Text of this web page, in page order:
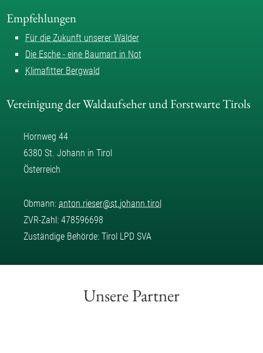
Empfehlungen
Für die Zukunft unserer Wälder
Die Esche - eine Baumart in Not
Klimafitter Bergwald
Vereinigung der Waldaufseher und Forstwarte Tirols
Hornweg 44
6380 St. Johann in Tirol
Österreich
Obmann: anton.rieser@st.johann.tirol
ZVR-Zahl: 478596698
Zuständige Behörde: Tirol LPD SVA
Unsere Partner